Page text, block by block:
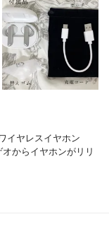
イヤレスイヤホン
からイヤホンがリリ